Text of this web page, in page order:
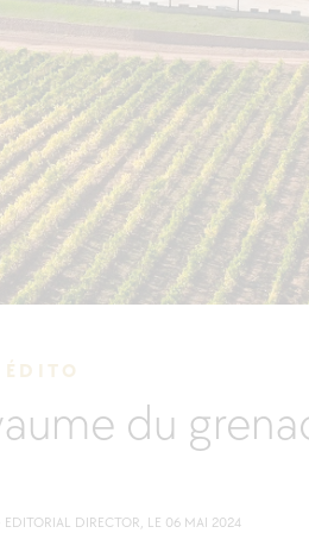
ÉDITO
du
EDITORIAL DIRECTOR, LE 06 MAI 2024